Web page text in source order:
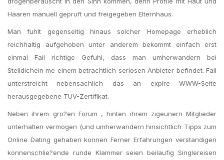
Haaren manuell gepruft und freigegeben Elternhaus.
Man fuhlt gegenseitig hinaus solcher Homepage erheblich
reichhaltig aufgehoben unter anderem bekommt einfach erst
einmal Fail richtige Gefuhl, dass man umherwandern bei
Stelldichein me einem betrachtlich seriosen Anbieter befindet. Fail
unterstreicht nebensachlich das an expire WWW-Seite
herausgegebene TUV-Zertifikat.
Neben ihrem gro?en Forum , hinten ihrem zigeunern Mitglieder
unterhalten vermogen (und umherwandern hinsichtlich Tipps zum
Online Dating gehaben konnen Ferner Erfahrungen verstandigen
konnenschlie?ende runde Klammer seien beilaufig Singlereisen